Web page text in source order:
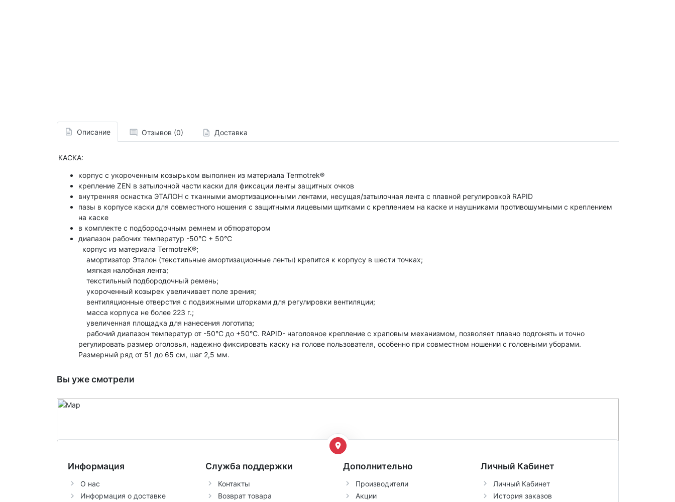
Описание Отзывов (0) Доставка
КАСКА:
корпус с укороченным козырьком выполнен из материала Termotrek®
крепление ZEN в затылочной части каски для фиксации ленты защитных очков
внутренняя оснастка ЭТАЛОН с тканными амортизационными лентами, несущая/затылочная лента с плавной регулировкой RAPID
пазы в корпусе каски для совместного ношения с защитными лицевыми щитками с креплением на каске и наушниками противошумными с креплением
на каске
в комплекте с подбородочным ремнем и обтюратором
диапазон рабочих температур -50°C + 50°C
корпус из материала TermotreK®;
амортизатор Эталон (текстильные амортизационные ленты) крепится к корпусу в шести точках;
мягкая налобная лента;
текстильный подбородочный ремень;
укороченный козырек увеличивает поле зрения;
вентиляционные отверстия с подвижными шторками для регулировки вентиляции;
масса корпуса не более 223 г.;
увеличенная площадка для нанесения логотипа;
рабочий диапазон температур от -50°С до +50°С. RAPID- наголовное крепление с храповым механизмом, позволяет плавно подгонять и точно
регулировать размер оголовья, надежно фиксировать каску на голове пользователя, особенно при совместном ношении с головными уборами.
Размерный ряд от 51 до 65 см, шаг 2,5 мм.
Вы уже смотрели
Информация
О нас
Информация о доставке
Служба поддержки
Контакты
Возврат товара
Дополнительно
Производители
Акции
Личный Кабинет
Личный Кабинет
История заказов